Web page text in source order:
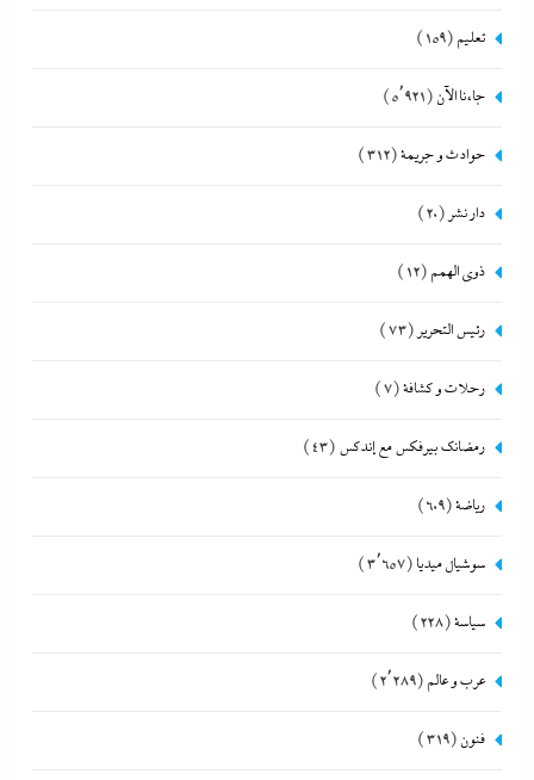
تعليم (159)
جاءنا الآن (5٬921)
حوادث و جريمة(312)
دار نشر (20)
ذوى الهمم (12)
رئيس التحرير (73)
رحلات و كشافة(7)
رمضانك بيرفكس مع إندكس (43)
رياضة(609)
سوشيال ميديا (3٬657)
سياسة(228)
عرب و عالم (2٬289)
فنون (319)